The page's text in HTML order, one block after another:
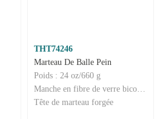
THT74246
Marteau De Balle Pein
Poids : 24 oz/660 g
Manche en fibre de verre bicolore
Tête de marteau forgée